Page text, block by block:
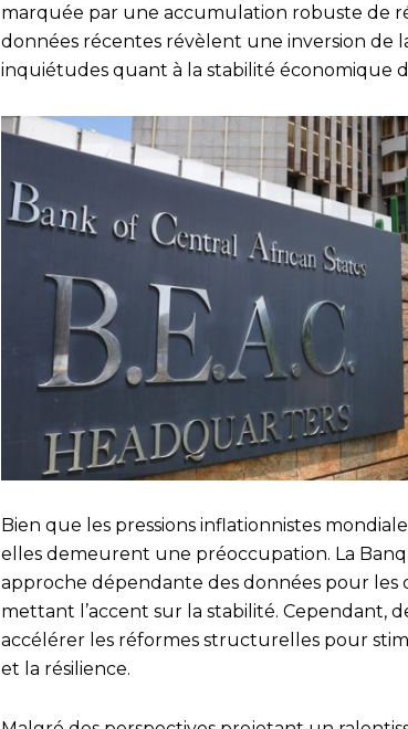
marquée par une accumulation robuste de
données récentes révèlent une inversion de
inquiétudes quant à la stabilité économique
Bien que les pressions inflationnistes
elles demeurent une préoccupation. La
approche dépendante des données pour les
mettant l’accent sur la stabilité. Cependant,
accélérer les réformes structurelles pour
et la résilience.